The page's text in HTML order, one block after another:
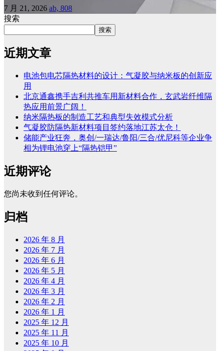
7 月 21, 2026 ab, 808
搜索
搜索
近期文章
电池包电芯隔热材料的设计：气凝胶与纳米板的创新应
用
北京通鑫携手吉利共推车用新材料合作，玄武岩纤维隔
热应用前景广阔！
纳米隔热板的制造工艺和典型失效模式分析
气凝胶防隔热新材料项目签约落地江苏太仓！
储能产业狂奔，奥创/一瑞达/鲁阳/三合/优尼科等企业争
相为锂电池穿上“隔热铠甲”
近期评论
您尚未收到任何评论。
归档
2026 年 8 月
2026 年 7 月
2026 年 6 月
2026 年 5 月
2026 年 4 月
2026 年 3 月
2026 年 2 月
2026 年 1 月
2025 年 12 月
2025 年 11 月
2025 年 10 月